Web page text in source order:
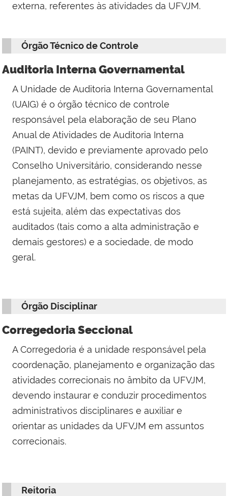
externa, referentes às atividades da UFVJM.
Órgão Técnico de Controle
Auditoria Interna Governamental
A Unidade de Auditoria Interna Governamental
(UAIG) é o órgão técnico de controle
responsável pela elaboração de seu Plano
Anual de Atividades de Auditoria Interna
(PAINT), devido e previamente aprovado pelo
Conselho Universitário, considerando nesse
planejamento, as estratégias, os objetivos, as
metas da UFVJM, bem como os riscos a que
está sujeita, além das expectativas dos
auditados (tais como a alta administração e
demais gestores) e a sociedade, de modo
geral.
Órgão Disciplinar
Corregedoria Seccional
A Corregedoria é a unidade responsável pela
coordenação, planejamento e organização das
atividades correcionais no âmbito da UFVJM,
devendo instaurar e conduzir procedimentos
administrativos disciplinares e auxiliar e
orientar as unidades da UFVJM em assuntos
correcionais.
Reitoria